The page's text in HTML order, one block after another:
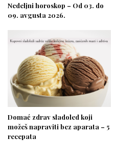
Nedeljni horoskop – Od 03. do
09. avgusta 2026.
Domać zdrav sladoled koji
možeš napraviti bez aparata – 5
recepata